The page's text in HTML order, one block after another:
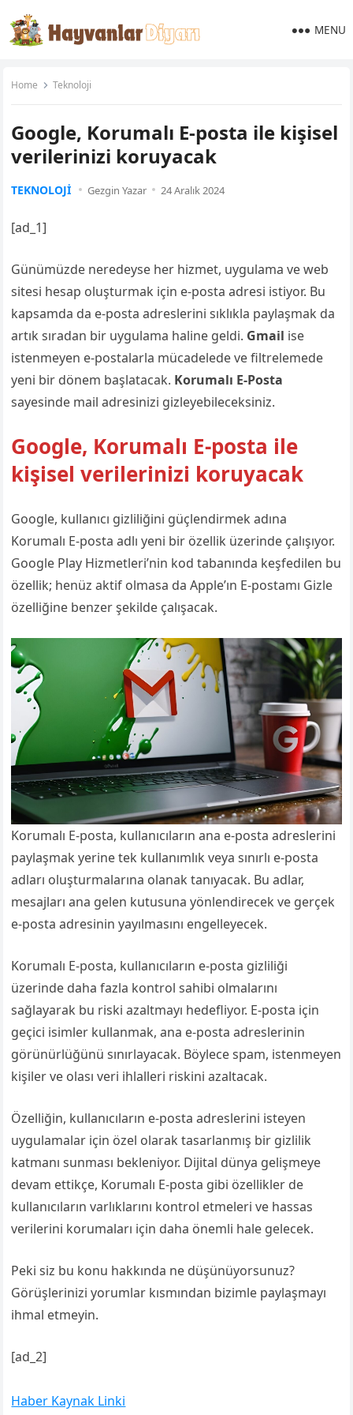
MENU
Home Teknoloji
Google, Korumalı E-posta ile kişisel
verilerinizi koruyacak
TEKNOLOJI Gezgin Yazar 24 Aralık 2024
[ad_1]
Günümüzde neredeyse her hizmet, uygulama ve web
sitesi hesap oluşturmak için e-posta adresi istiyor. Bu
kapsamda da e-posta adreslerini sıklıkla paylaşmak da
artık sıradan bir uygulama haline geldi. Gmail ise
istenmeyen e-postalarla mücadelede ve filtrelemede
yeni bir dönem başlatacak. Korumalı E-Posta
sayesinde mail adresinizi gizleyebileceksiniz.
Google, Korumalı E-posta ile
kişisel verilerinizi koruyacak
Google, kullanıcı gizliliğini güçlendirmek adına
Korumalı E-posta adlı yeni bir özellik üzerinde çalışıyor.
Google Play Hizmetleri’nin kod tabanında keşfedilen bu
özellik; henüz aktif olmasa da Apple’ın E-postamı Gizle
özelliğine benzer şekilde çalışacak.
Korumalı E-posta, kullanıcıların ana e-posta adreslerini
paylaşmak yerine tek kullanımlık veya sınırlı e-posta
adları oluşturmalarına olanak tanıyacak. Bu adlar,
mesajları ana gelen kutusuna yönlendirecek ve gerçek
e-posta adresinin yayılmasını engelleyecek.
Korumalı E-posta, kullanıcıların e-posta gizliliği
üzerinde daha fazla kontrol sahibi olmalarını
sağlayarak bu riski azaltmayı hedefliyor. E-posta için
geçici isimler kullanmak, ana e-posta adreslerinin
görünürlüğünü sınırlayacak. Böylece spam, istenmeyen
kişiler ve olası veri ihlalleri riskini azaltacak.
Özelliğin, kullanıcıların e-posta adreslerini isteyen
uygulamalar için özel olarak tasarlanmış bir gizlilik
katmanı sunması bekleniyor. Dijital dünya gelişmeye
devam ettikçe, Korumalı E-posta gibi özellikler de
kullanıcıların varlıklarını kontrol etmeleri ve hassas
verilerini korumaları için daha önemli hale gelecek.
Peki siz bu konu hakkında ne düşünüyorsunuz?
Görüşlerinizi yorumlar kısmından bizimle paylaşmayı
ihmal etmeyin.
[ad_2]
Haber Kaynak Linki